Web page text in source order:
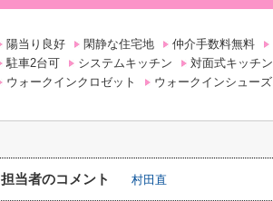
陽当り良好 閑静な住宅地 仲介手数料無料
駐車2台可
システムキッチン 対面式キッチン
ウォークインクロゼット
ウォークインシュー
担当者のコメント 村田直